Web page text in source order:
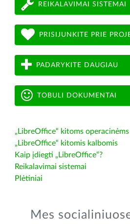
REIKALAVIMAI SISTEMAI
PRISIJUNKITE PRIE
PADARYKITE DAUGIAU
TOBULI DOKUMENTAI
„LibreOffice“ kitoms
„LibreOffice“ kitomis kalbomis
Kaip įdiegti „LibreOffice“?
Reikalavimai sistemai
Plėtiniai
Mes